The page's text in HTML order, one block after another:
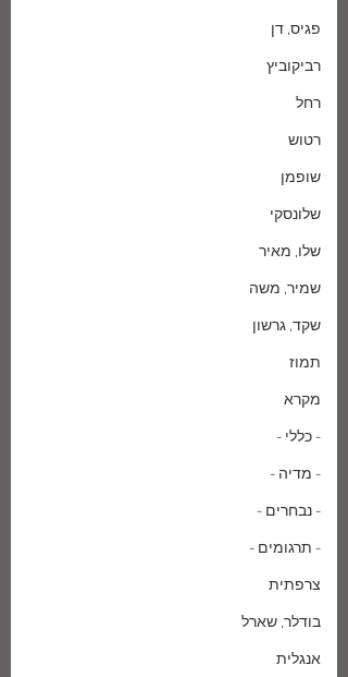
פגיס, דן
רביקוביץ
רחל
רטוש
שופמן
שלונסקי
שלו, מאיר
שמיר, משה
שקד, גרשון
תמוז
מקרא
- כללי -
- מדיה -
- נבחרים -
- תרגומים -
צרפתית
בודלר, שארל
אנגלית